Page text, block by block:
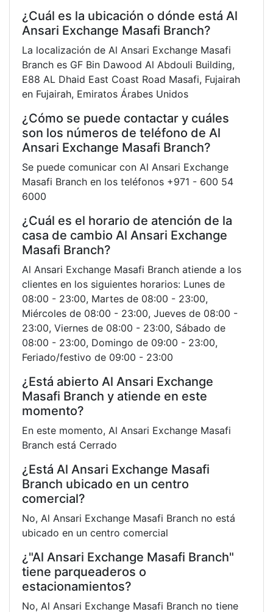
¿Cuál es la ubicación o dónde está Al
Ansari Exchange Masafi Branch?
La localización de Al Ansari Exchange Masafi
Branch es GF Bin Dawood Al Abdouli Building,
E88 AL Dhaid East Coast Road Masafi, Fujairah
en Fujairah, Emiratos Árabes Unidos
¿Cómo se puede contactar y cuáles
son los números de teléfono de Al
Ansari Exchange Masafi Branch?
Se puede comunicar con Al Ansari Exchange
Masafi Branch en los teléfonos +971 - 600 54
6000
¿Cuál es el horario de atención de la
casa de cambio Al Ansari Exchange
Masafi Branch?
Al Ansari Exchange Masafi Branch atiende a los
clientes en los siguientes horarios: Lunes de
08:00 - 23:00, Martes de 08:00 - 23:00,
Miércoles de 08:00 - 23:00, Jueves de 08:00 -
23:00, Viernes de 08:00 - 23:00, Sábado de
08:00 - 23:00, Domingo de 09:00 - 23:00,
Feriado/festivo de 09:00 - 23:00
¿Está abierto Al Ansari Exchange
Masafi Branch y atiende en este
momento?
En este momento, Al Ansari Exchange Masafi
Branch está Cerrado
¿Está Al Ansari Exchange Masafi
Branch ubicado en un centro
comercial?
No, Al Ansari Exchange Masafi Branch no está
ubicado en un centro comercial
¿"Al Ansari Exchange Masafi Branch"
tiene parqueaderos o
estacionamientos?
No, Al Ansari Exchange Masafi Branch no tiene